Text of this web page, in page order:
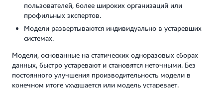
пользователей, более широких организаций или
профильных экспертов.
Модели развертываются индивидуально в устаревших
системах.
Модели, основанные на статических одноразовых сборах
данных, быстро устаревают и становятся неточными. Без
постоянного улучшения производительность модели в
конечном итоге ухудшается или модель устаревает.